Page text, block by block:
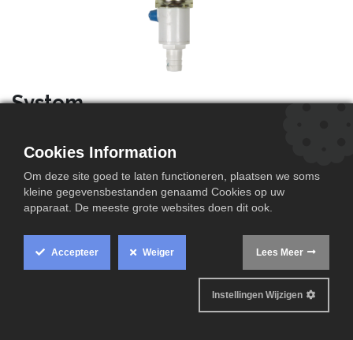
System
waterinstallatie tegen vervuiling en drukproblemen,
van toestellen wordt verlengd.
zorgt voor een betrouwbaardere en duurzamere werking
Cookies Information
Om deze site goed te laten functioneren, plaatsen we soms
kleine gegevensbestanden genaamd Cookies op uw
apparaat. De meeste grote websites doen dit ook.
Accepteer Weiger Lees Meer
Instellingen Wijzigen